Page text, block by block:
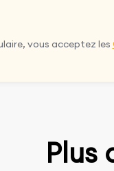
vous acceptez les
Plus